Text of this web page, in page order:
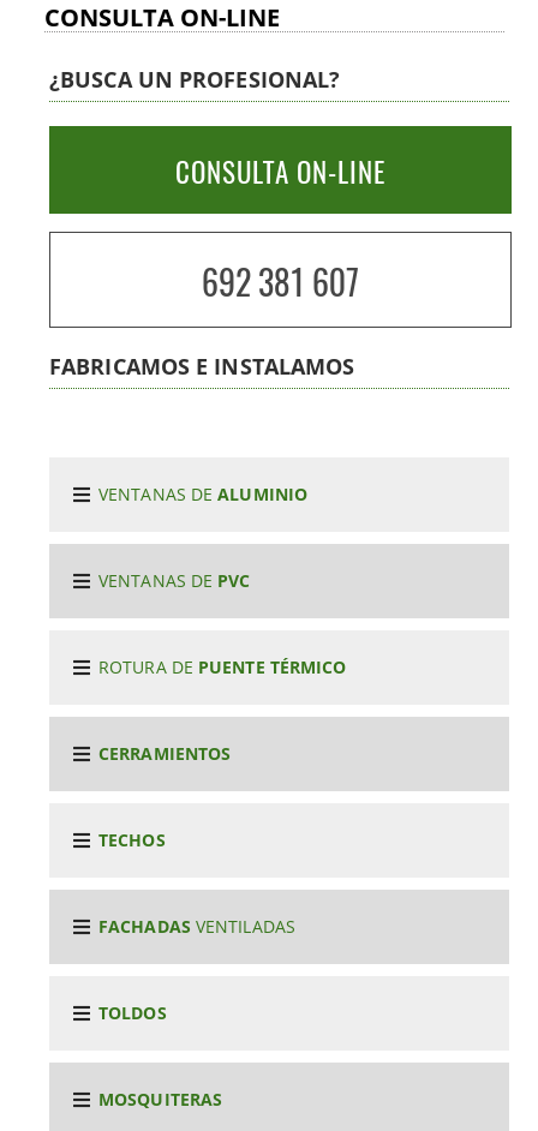
CONSULTA ON-LINE
¿BUSCA UN PROFESIONAL?
CONSULTA ON-LINE
692 381 607
FABRICAMOS E INSTALAMOS
VENTANAS DEALUMINIO
VENTANAS DE PVC
ROTURA DE PUENTE TÉRMICO
CERRAMIENTOS
TECHOS
FACHADAS VENTILADAS
TOLDOS
MOSQUITERAS